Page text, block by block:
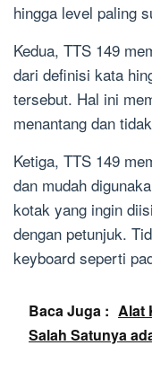
hingga level paling
Kedua, TTS 149
dari definisi kata
tersebut. Hal ini
menantang dan
Ketiga, TTS 149
dan mudah
kotak yang ingin
dengan petunjuk.
keyboard seperti
Baca Juga : Alat
Salah Satunya